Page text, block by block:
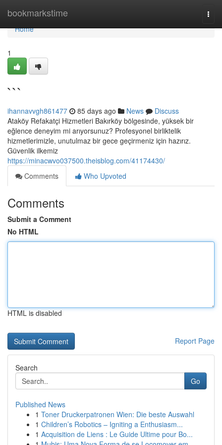
bookmarkstime
Home
Home
1
```
ihannavvgh861477 85 days ago News
Discuss
Ataköy Refakatçi Hizmetleri Bakırköy bölgesinde, yüksek bir
eğlence deneyim mi arıyorsunuz? Profesyonel birliktelik
hizmetlerimizle, unutulmaz bir gece geçirmeniz için hazırız.
Güvenlik ilkemiz
https://minacwvo037500.theisblog.com/41174430/
Comments
Who Upvoted
Comments
Submit a Comment
No HTML
HTML is disabled
Report Page
Search
Go
Published News
1 Toner Druckerpatronen Wien: Die beste Auswahl
1 Children’s Robotics – Igniting a Enthusiasm...
1 Acquisition de Liens : Le Guide Ultime pour Bo...